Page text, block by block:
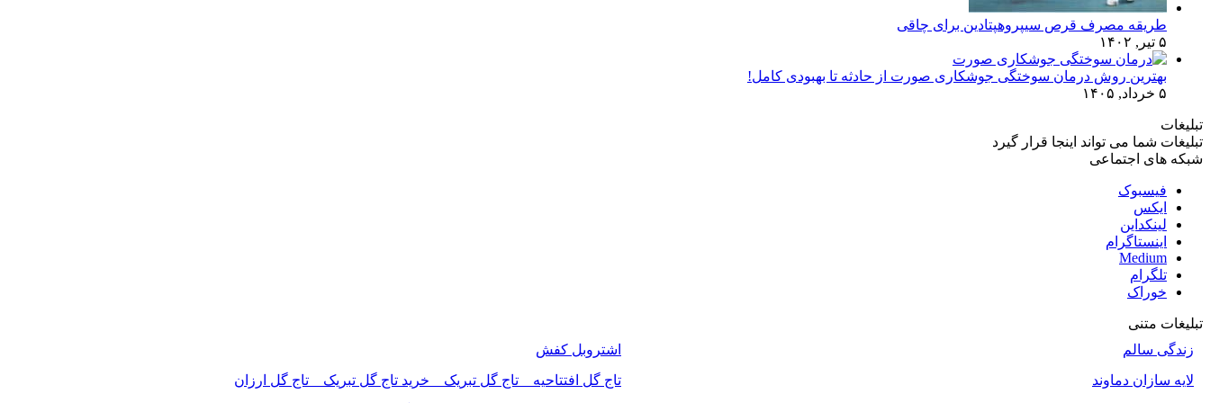
طریقه مصرف قرص سیپروهپتادین برای چاقی
۵ تیر, ۱۴۰۲
بهترین روش درمان سوختگی جوشکاری صورت از حادثه تا بهبودی کامل!
۵ خرداد, ۱۴۰۵
تبلیغات
تبلیغات شما می تواند اینجا قرار گیرد
شبکه های اجتماعی
فیسبوک
ایکس
لینکداین
اینستاگرام
Medium
تلگرام
خوراک
تبلیغات متنی
زندگی سالم
اشتروبل کفش
لایه سازان دماوند
تاج گل افتتاحیه _ تاج گل تبریک _ خرید تاج گل تبریک _ تاج گل ارزان